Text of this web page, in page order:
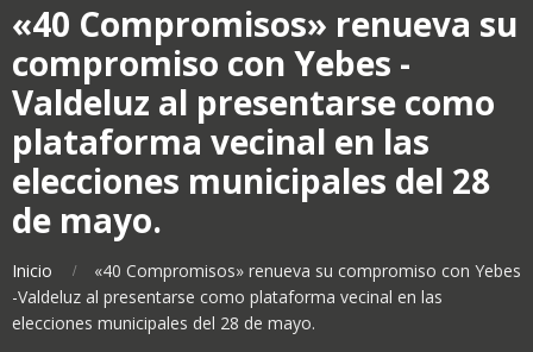
«40 Compromisos» renueva su
compromiso con Yebes -
Valdeluz al presentarse como
plataforma vecinal en las
elecciones municipales del 28
de mayo.
Inicio
«40 Compromisos» renueva su compromiso con Yebes
-Valdeluz al presentarse como plataforma vecinal en las
elecciones municipales del 28 de mayo.